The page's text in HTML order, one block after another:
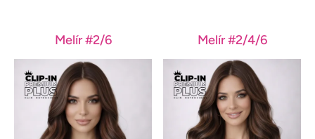
Melír #2/6 Melír #2/4/6